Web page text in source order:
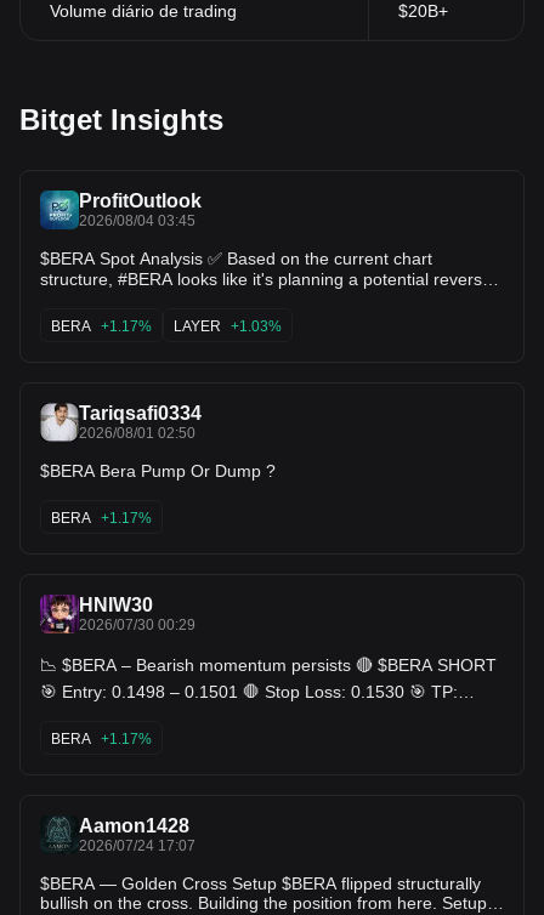
Volume diário de trading $20B+
Bitget Insights
ProfitOutlook
2026/08/04 03:45
$BERA Spot Analysis ✅ Based on the current chart
structure, #BERA looks like it's planning a potential reversal
momentum builds, the next long-term target could be
around $0.40–$0.60. $LAYER $ZORA
BERA +1.17% LAYER +1.03%
Tariqsafi0334
2026/08/01 02:50
$BERA Bera Pump Or Dump ?
BERA +1.17%
HNIW30
2026/07/30 00:29
📉 $BERA – Bearish momentum persists 🔴 $BERA SHORT
🎯 Entry: 0.1498 – 0.1501 🛑 Stop Loss: 0.1530 🎯 TP:
anchored near the key resistance zone around 0.1500,
where the prevailing bear trend and transition phase
BERA +1.17%
Aamon1428
2026/07/24 17:07
$BERA — Golden Cross Setup $BERA flipped structurally
bullish on the cross. Building the position from here. Setup: •